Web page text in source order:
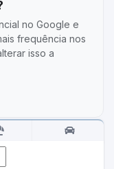
no Google e
frequência nos
isso a